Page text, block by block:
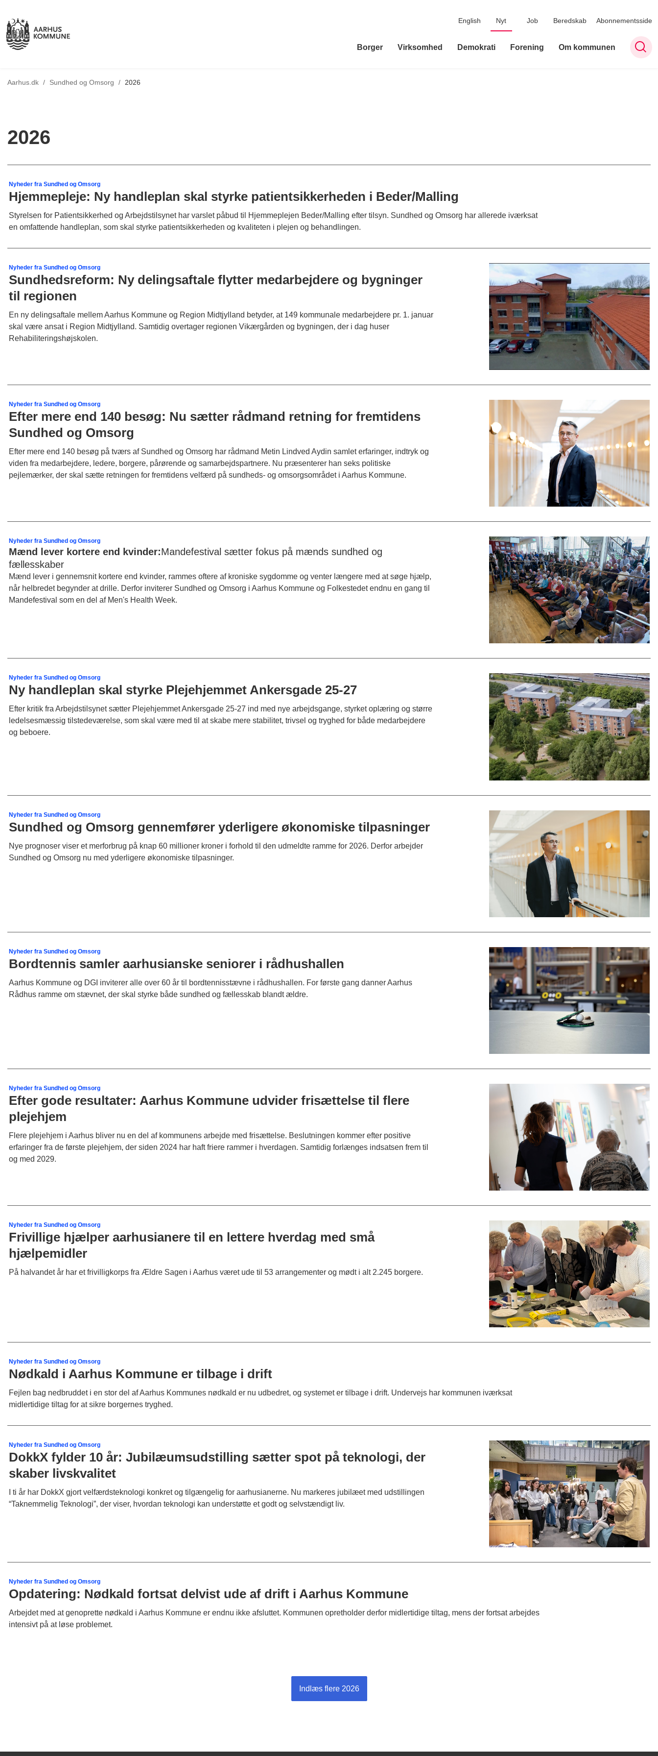
English Nyt Job Beredskab Abonnementsside
Borger Virksomhed Demokrati Forening Om kommunen
Aarhus.dk / Tilbage til
Sundhed og Omsorg / 2026
2026
Nyheder fra Sundhed og Omsorg
Hjemmepleje: Ny handleplan skal styrke patientsikkerheden i Beder/Malling
Styrelsen for Patientsikkerhed og Arbejdstilsynet har varslet påbud til Hjemmeplejen Beder/Malling efter tilsyn. Sundhed og Omsorg har allerede iværksat
en omfattende handleplan, som skal styrke patientsikkerheden og kvaliteten i plejen og behandlingen.
Nyheder fra Sundhed og Omsorg
Sundhedsreform: Ny delingsaftale flytter medarbejdere og bygninger
til regionen
En ny delingsaftale mellem Aarhus Kommune og Region Midtjylland betyder, at 149 kommunale medarbejdere pr. 1. januar
skal være ansat i Region Midtjylland. Samtidig overtager regionen Vikærgården og bygningen, der i dag huser
Rehabiliteringshøjskolen.
Nyheder fra Sundhed og Omsorg
Efter mere end 140 besøg: Nu sætter rådmand retning for fremtidens
Sundhed og Omsorg
Efter mere end 140 besøg på tværs af Sundhed og Omsorg har rådmand Metin Lindved Aydin samlet erfaringer, indtryk og
viden fra medarbejdere, ledere, borgere, pårørende og samarbejdspartnere. Nu præsenterer han seks politiske
pejlemærker, der skal sætte retningen for fremtidens velfærd på sundheds- og omsorgsområdet i Aarhus Kommune.
Nyheder fra Sundhed og Omsorg
Mænd lever kortere end kvinder:Mandefestival sætter fokus på mænds sundhed og
fællesskaber
Mænd lever i gennemsnit kortere end kvinder, rammes oftere af kroniske sygdomme og venter længere med at søge hjælp,
når helbredet begynder at drille. Derfor inviterer Sundhed og Omsorg i Aarhus Kommune og Folkestedet endnu en gang til
Mandefestival som en del af Men's Health Week.
Nyheder fra Sundhed og Omsorg
Ny handleplan skal styrke Plejehjemmet Ankersgade 25-27
Efter kritik fra Arbejdstilsynet sætter Plejehjemmet Ankersgade 25-27 ind med nye arbejdsgange, styrket oplæring og større
ledelsesmæssig tilstedeværelse, som skal være med til at skabe mere stabilitet, trivsel og tryghed for både medarbejdere
og beboere.
Nyheder fra Sundhed og Omsorg
Sundhed og Omsorg gennemfører yderligere økonomiske tilpasninger
Nye prognoser viser et merforbrug på knap 60 millioner kroner i forhold til den udmeldte ramme for 2026. Derfor arbejder
Sundhed og Omsorg nu med yderligere økonomiske tilpasninger.
Nyheder fra Sundhed og Omsorg
Bordtennis samler aarhusianske seniorer i rådhushallen
Aarhus Kommune og DGI inviterer alle over 60 år til bordtennisstævne i rådhushallen. For første gang danner Aarhus
Rådhus ramme om stævnet, der skal styrke både sundhed og fællesskab blandt ældre.
Nyheder fra Sundhed og Omsorg
Efter gode resultater: Aarhus Kommune udvider frisættelse til flere
plejehjem
Flere plejehjem i Aarhus bliver nu en del af kommunens arbejde med frisættelse. Beslutningen kommer efter positive
erfaringer fra de første plejehjem, der siden 2024 har haft friere rammer i hverdagen. Samtidig forlænges indsatsen frem til
og med 2029.
Nyheder fra Sundhed og Omsorg
Frivillige hjælper aarhusianere til en lettere hverdag med små
hjælpemidler
På halvandet år har et frivilligkorps fra Ældre Sagen i Aarhus været ude til 53 arrangementer og mødt i alt 2.245 borgere.
Nyheder fra Sundhed og Omsorg
Nødkald i Aarhus Kommune er tilbage i drift
Fejlen bag nedbruddet i en stor del af Aarhus Kommunes nødkald er nu udbedret, og systemet er tilbage i drift. Undervejs har kommunen iværksat
midlertidige tiltag for at sikre borgernes tryghed.
Nyheder fra Sundhed og Omsorg
DokkX fylder 10 år: Jubilæumsudstilling sætter spot på teknologi, der
skaber livskvalitet
I ti år har DokkX gjort velfærdsteknologi konkret og tilgængelig for aarhusianerne. Nu markeres jubilæet med udstillingen
“Taknemmelig Teknologi”, der viser, hvordan teknologi kan understøtte et godt og selvstændigt liv.
Nyheder fra Sundhed og Omsorg
Opdatering: Nødkald fortsat delvist ude af drift i Aarhus Kommune
Arbejdet med at genoprette nødkald i Aarhus Kommune er endnu ikke afsluttet. Kommunen opretholder derfor midlertidige tiltag, mens der fortsat arbejdes
intensivt på at løse problemet.
Indlæs flere 2026